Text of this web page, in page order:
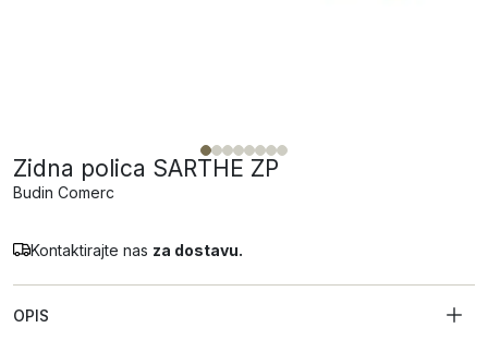
Zidna polica SARTHE ZP
Budin Comerc
Kontaktirajte nas za dostavu.
OPIS